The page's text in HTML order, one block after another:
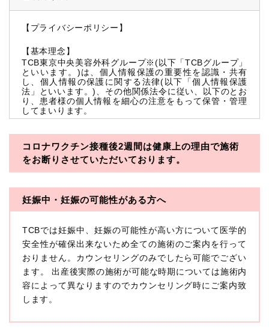
【プライバシーポリシー】
【基本理念】
TCB東京中央美容外科グループ※(以下「TCBグループ」
といいます。)は、個人情報保護の重要性を認識・共有
し、個人情報の保護に関する法律(以下「個人情報保護
法」といいます。)、その他関係法令に従い、以下のとお
り、患者様の個人情報を細心の注意をもって保管・管理
してまいります。
※TCBグループとは以下を総称していいます。
・一般社団法人メディカルアライアンス
・医療法人社団創彩会
本プライバシーポリシーにおいて「個人情報」とは、生
存する個人に関する情報であって、当該情報に含まれる
氏名、生年月日その他の記述等により特定の個人を識別
できるもの又は個人識別符号（個人情報保護委員会の政
令に準じます。）が含まれるものをいいます。
収集した患者様に関する情報には、単独のままでは特定
の個人を識別できない情報もありますが、他の情報と組
み合わせることにより特定の個人を識別できる場合、か
に扱うものとします。
コロナワクチン接種後2週間は健康上の理由で施術
をお断りさせていただいております。
妊娠中・妊娠の可能性がある方へ
TCBでは妊娠中、妊娠の可能性が高い方について医学的
安全性が確保出来ないため全ての施術のご案内を行って
おりません。カウンセリングのみでしたら可能でござい
ます。 出産後実際の施術が可能な時期については施術内
容によって異なりますのでカウンセリング時にご案内致
します。